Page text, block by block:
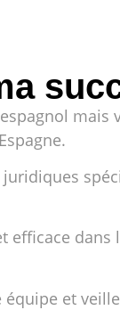
efficace dans
et